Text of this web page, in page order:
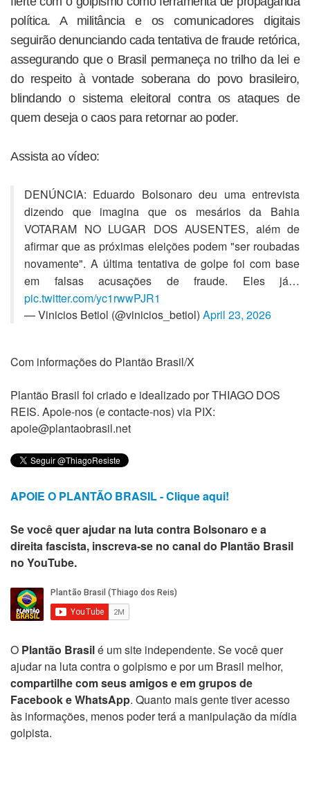
política. A militância e os comunicadores digitais
seguirão denunciando cada tentativa de fraude retórica,
assegurando que o Brasil permaneça no trilho da lei e
do respeito à vontade soberana do povo brasileiro,
blindando o sistema eleitoral contra os ataques de
quem deseja o caos para retornar ao poder.
Assista ao vídeo:
DENÚNCIA: Eduardo Bolsonaro deu uma entrevista
dizendo que imagina que os mesários da Bahia
VOTARAM NO LUGAR DOS AUSENTES, além de
afirmar que as próximas eleições podem "ser roubadas
novamente". A última tentativa de golpe foi com base
em falsas acusações de fraude. Eles já…
pic.twitter.com/yc1rwwPJR1
— Vinicios Betiol (@vinicios_betiol) April 23, 2026
Com informações do Plantão Brasil/X
Plantão Brasil foi criado e idealizado por THIAGO DOS
REIS. Apoie-nos (e contacte-nos) via PIX:
apoie@plantaobrasil.net
APOIE O PLANTÃO BRASIL - Clique aqui!
Se você quer ajudar na luta contra Bolsonaro e a
direita fascista, inscreva-se no canal do Plantão Brasil
no YouTube.
O Plantão Brasilé um site independente. Se você quer
ajudar na luta contra o golpismo e por um Brasil melhor,
compartilhe com seus amigos e em grupos de
Facebook e WhatsApp. Quanto mais gente tiver acesso
às informações, menos poder terá a manipulação da mídia
golpista.